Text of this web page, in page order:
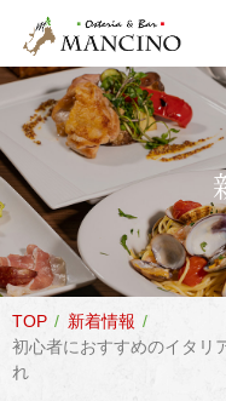
TOP
新着情報
初心者におすすめのイタリ
れ